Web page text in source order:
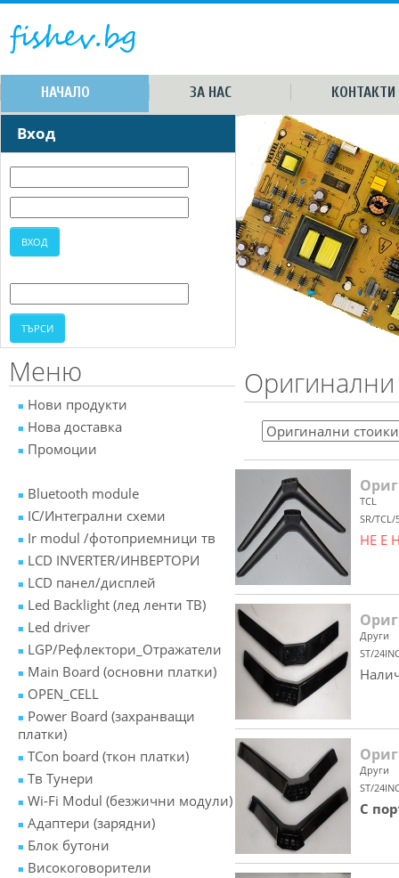
НАЧАЛО ЗА НАС КОНТАКТИ
Вход
Меню
Нови продукти
Нова доставка
Промоции
Bluetooth module
IC/Интегрални схеми
Ir modul /фотоприемници тв
LCD INVERTER/ИНВЕРТОРИ
LCD панел/дисплей
Led Backlight (лед ленти ТВ)
Led driver
LGP/Рефлектори_Отражатели
Main Board (основни платки)
OPEN_CELL
Power Board (захранващи
платки)
TCon board (ткон платки)
Tв Тунери
Wi-Fi Modul (безжични модули)
Адаптери (зарядни)
Блок бутони
Високоговорители
Оригинални
TCL
SR/TCL/
НЕ Е
Други
ST/
Други
ST/
С